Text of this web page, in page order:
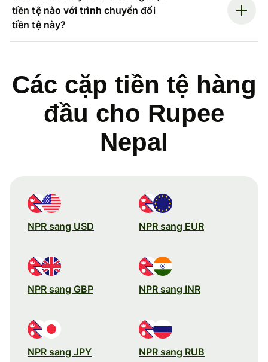
tiền tệ nào với trình chuyển đổi
tiền tệ này?
Các cặp tiền tệ hàng
đầu cho Rupee
Nepal
NPR sang USD NPR sang EUR
NPR sang GBP NPR sang INR
NPR sang JPY NPR sang RUB